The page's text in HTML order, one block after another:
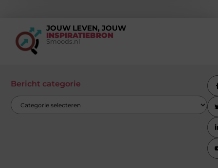
JOUW LEVEN, JOUW
INSPIRATIEBRON
Smoods.nl
Bericht categorie